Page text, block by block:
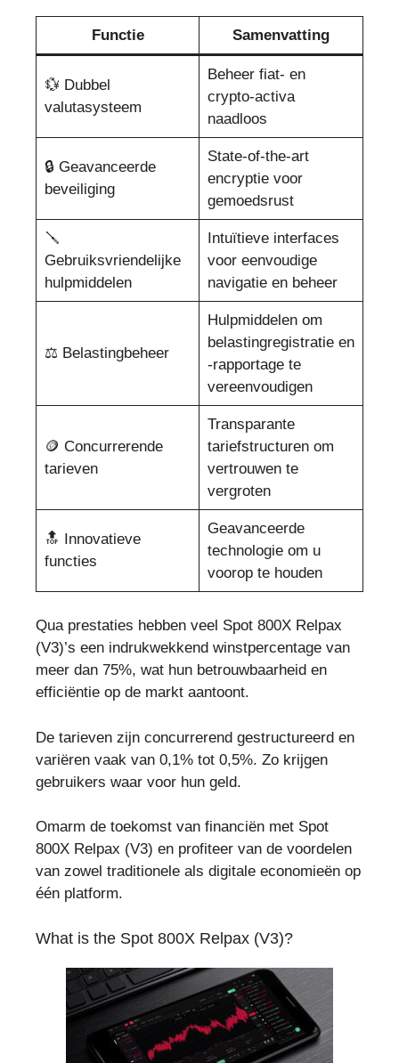
Functie Samenvatting
💱 Dubbel
valutasysteem
Beheer fiat- en
crypto-activa
naadloos
🔒 Geavanceerde
beveiliging
State-of-the-art
encryptie voor
gemoedsrust
🪛
Gebruiksvriendelijke
hulpmiddelen
Intuïtieve interfaces
voor eenvoudige
navigatie en beheer ️
⚖️ Belastingbeheer
Hulpmiddelen om
belastingregistratie en
-rapportage te
vereenvoudigen
🪙 Concurrerende
tarieven
Transparante
tariefstructuren om
vertrouwen te
vergroten
🔝 Innovatieve
functies
Geavanceerde
technologie om u
voorop te houden
Qua prestaties hebben veel Spot 800X Relpax
(V3)’s een indrukwekkend winstpercentage van
meer dan 75%, wat hun betrouwbaarheid en
efficiëntie op de markt aantoont.
De tarieven zijn concurrerend gestructureerd en
variëren vaak van 0,1% tot 0,5%. Zo krijgen
gebruikers waar voor hun geld.
Omarm de toekomst van financiën met Spot
800X Relpax (V3) en profiteer van de voordelen
van zowel traditionele als digitale economieën op
één platform.
What is the Spot 800X Relpax (V3)?